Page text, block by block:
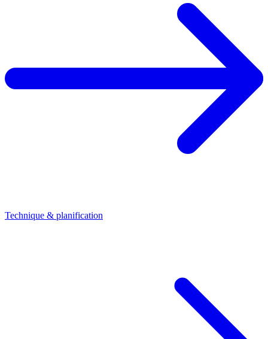
Technique & planification